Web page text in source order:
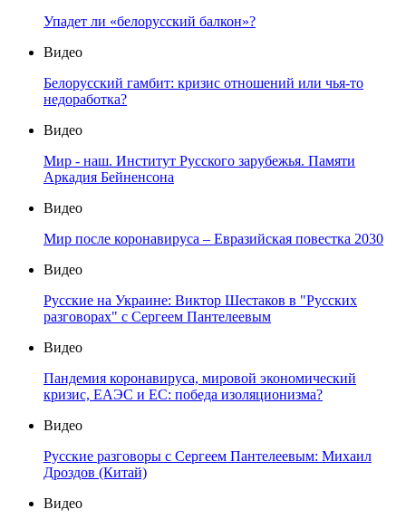
Упадет ли «белорусский балкон»?
Видео
Белорусский гамбит: кризис отношений или чья-то
недоработка?
Видео
Мир - наш. Институт Русского зарубежья. Памяти
Аркадия Бейненсона
Видео
Мир после коронавируса – Евразийская повестка 2030
Видео
Русские на Украине: Виктор Шестаков в "Русских
разговорах" с Сергеем Пантелеевым
Видео
Пандемия коронавируса, мировой экономический
кризис, ЕАЭС и ЕС: победа изоляционизма?
Видео
Русские разговоры с Сергеем Пантелеевым: Михаил
Дроздов (Китай)
Видео